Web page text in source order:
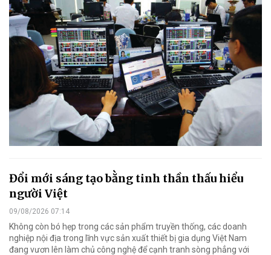
Đổi mới sáng tạo bằng tinh thần thấu hiểu
người Việt
09/08/2026 07:14
Không còn bó hẹp trong các sản phẩm truyền thống, các doanh
nghiệp nội địa trong lĩnh vực sản xuất thiết bị gia dụng Việt Nam
đang vươn lên làm chủ công nghệ để cạnh tranh sòng phẳng với